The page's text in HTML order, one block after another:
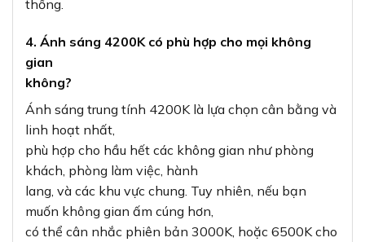
thống.
4. Ánh sáng 4200K có phù hợp cho mọi không
gian
không?
Ánh sáng trung tính 4200K là lựa chọn cân bằng và
linh hoạt nhất,
phù hợp cho hầu hết các không gian như phòng
khách, phòng làm việc, hành
lang, và các khu vực chung. Tuy nhiên, nếu bạn
muốn không gian ấm cúng hơn,
có thể cân nhắc phiên bản 3000K, hoặc 6500K cho